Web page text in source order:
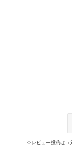
※レビュー投稿は（